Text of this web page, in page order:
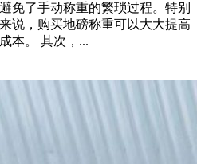
免了手动称重的繁琐过程。特别
说，购买地磅称重可以大大提高
本。 其次，...